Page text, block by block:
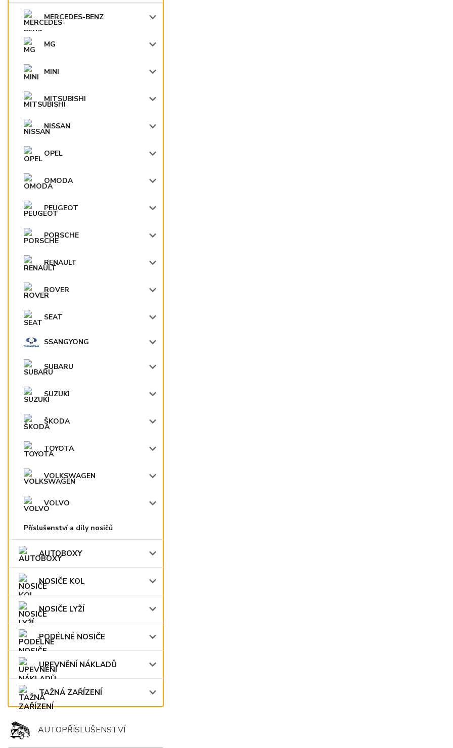
MERCEDES-BENZ
MG
MINI
MITSUBISHI
NISSAN
OPEL
OMODA
PEUGEOT
PORSCHE
RENAULT
ROVER
SEAT
SSANGYONG
SUBARU
SUZUKI
ŠKODA
TOYOTA
VOLKSWAGEN
VOLVO
Příslušenství a díly nosičů
AUTOBOXY
NOSIČE KOL
NOSIČE LYŽÍ
PODÉLNÉ NOSIČE
UPEVNĚNÍ NÁKLADŮ
TAŽNÁ ZAŘÍZENÍ
AUTOPŘÍSLUŠENSTVÍ